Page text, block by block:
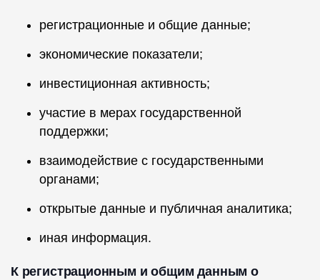
регистрационные и общие данные;
экономические показатели;
инвестиционная активность;
участие в мерах государственной
поддержки;
взаимодействие с государственными
органами;
открытые данные и публичная аналитика;
иная информация.
К регистрационным и общим данным о